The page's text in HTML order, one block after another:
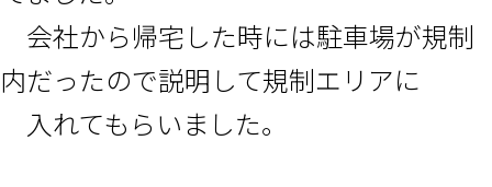
会社から帰宅した時には駐車場が規制
内だったので説明して規制エリアに
入れてもらいました。